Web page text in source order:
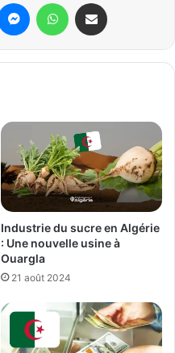
Industrie du sucre en Algérie
: Une nouvelle usine à
Ouargla
21 août 2024